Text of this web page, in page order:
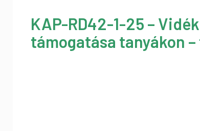
KAP-RD42-1-25 –
támogatása tanyákon